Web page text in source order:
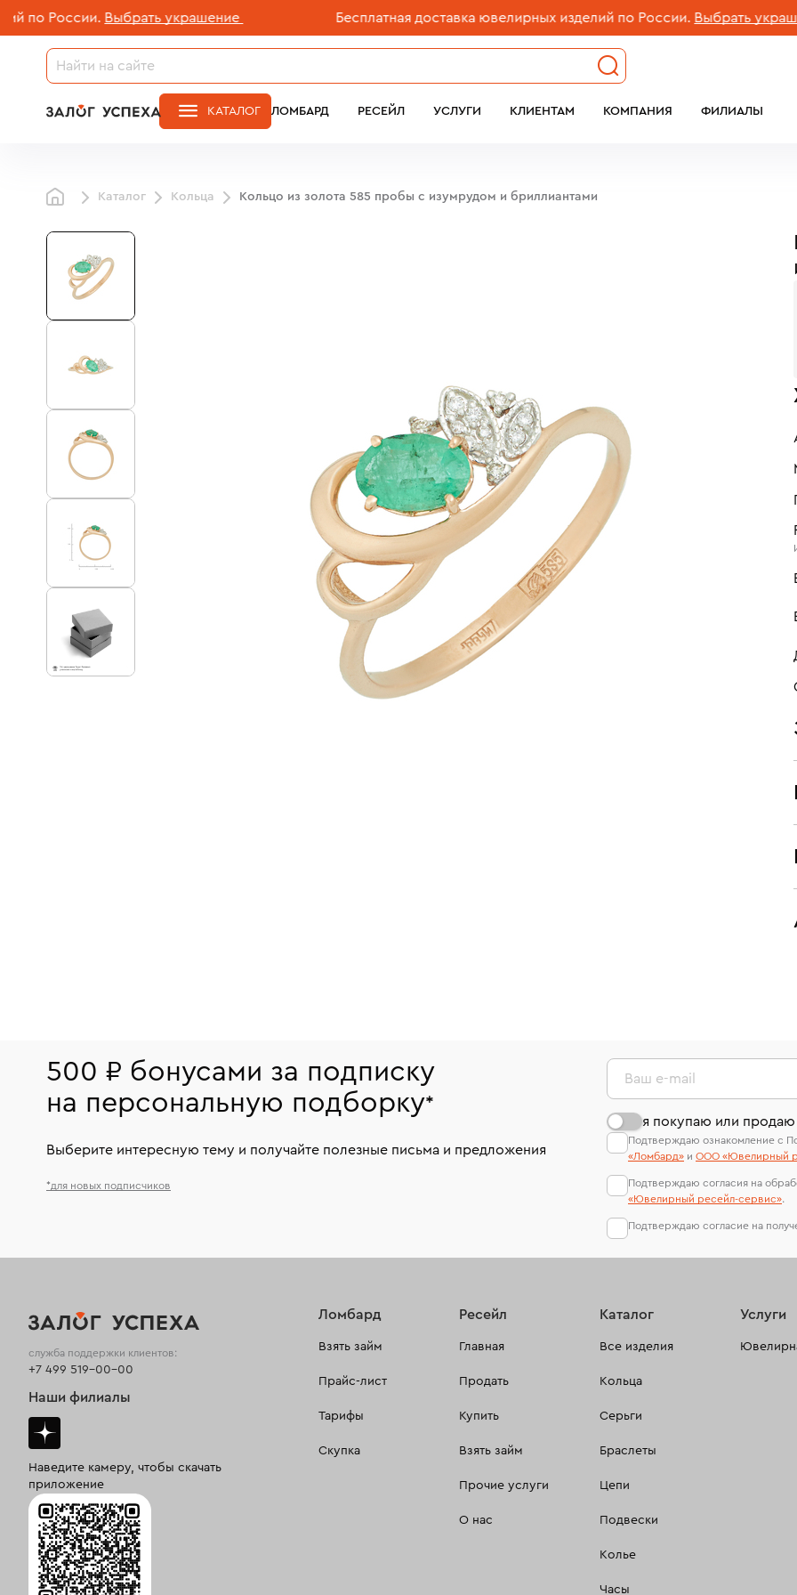
России. Выбрать украшение Бесплатная доставка ювелирных изделий по России. Выбрать украшение
ЛОМБАРД РЕСЕЙЛ УСЛУГИ КЛИЕНТАМ КОМПАНИЯ ФИЛИАЛЫ
КАТАЛОГ
Каталог Кольца Кольцо из золота 585 пробы с изумрудом и бриллиантами
500 ₽ бонусами за подписку
на персональную подборку*
Выберите интересную тему и получайте полезные письма и предложения
*для новых подписчиков
Ваш e-mail
я покупаю или
Подтверждаю ознакомление с
«Ломбард» и ООО «Ювелирный
Подтверждаю согласия на
«Ювелирный ресейл-сервиc».
Подтверждаю согласие на
Ломбард
Взять займ
Прайс-лист
Тарифы
Скупка
Ресейл
Главная
Продать
Купить
Взять займ
Прочие услуги
О нас
Каталог
Все изделия
Кольца
Серьги
Браслеты
Цепи
Подвески
Колье
Часы
Услуги
служба поддержки клиентов:
+7 499 519-00-00
Наши филиалы
Наведите камеру, чтобы скачать
приложение